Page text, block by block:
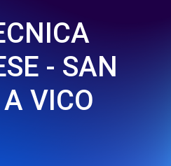
- SAN
VICO